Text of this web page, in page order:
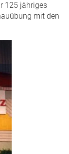
125 jähriges
mit den